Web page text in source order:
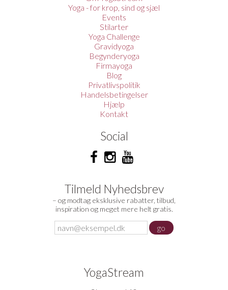
Yoga - for krop, sind og sjæl
Events
Stilarter
Yoga Challenge
Gravidyoga
Begynderyoga
Firmayoga
Blog
Privatlivspolitik
Handelsbetingelser
Hjælp
Kontakt
Social
Tilmeld Nyhedsbrev
– og modtag eksklusive rabatter, tilbud,
inspiration og meget mere helt gratis.
YogaStream